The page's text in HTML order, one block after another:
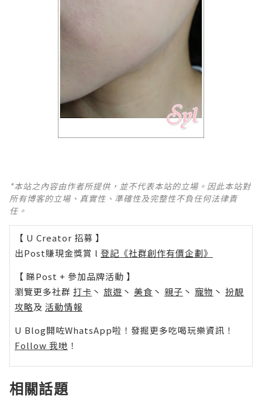
*本站之內容由作者所提供，並不代表本站的立場。因此本站對
所有博客的立場、真實性、準確性及完整性不負任何法律責
任。
【 U Creator 招募 】
出Post賺現金獎賞 l 登記《社群創作有價企劃》
【 睇Post + 參加品牌活動 】
瀏覽更多社群 打卡 丶 旅遊 丶 美食 丶 親子 丶 寵物 丶 扮靚
攻略及 活動情報
U Blog開咗WhatsApp啦！發掘更多吃喝玩樂資訊！
Follow 我哋 ！
相關話題